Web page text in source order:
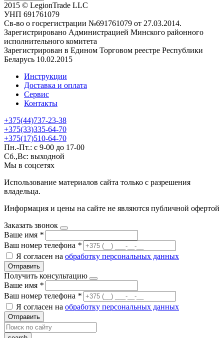
2015 © LegionTrade LLC
УНП 691761079
Св-во о госрегистрации №691761079 от 27.03.2014.
Зарегистрировано Администрацией Минского районного
исполнительного комитета
Зарегистрирован в Едином Торговом реестре Республики
Беларусь 10.02.2015
Инструкции
Доставка и оплата
Сервис
Контакты
+375(44)737-23-38
+375(33)335-64-70
+375(17)510-64-70
Пн.-Пт.: с 9-00 до 17-00
Сб.,Вс: выходной
Мы в соцсетях
Использование материалов сайта только с разрешения
владельца.
Информация и цены на сайте не являются публичной офертой
Заказать звонок
Ваше имя *
Ваш номер телефона *
Я согласен на обработку персональных данных
Отправить
Получить консультацию
Ваше имя *
Ваш номер телефона *
Я согласен на обработку персональных данных
Отправить